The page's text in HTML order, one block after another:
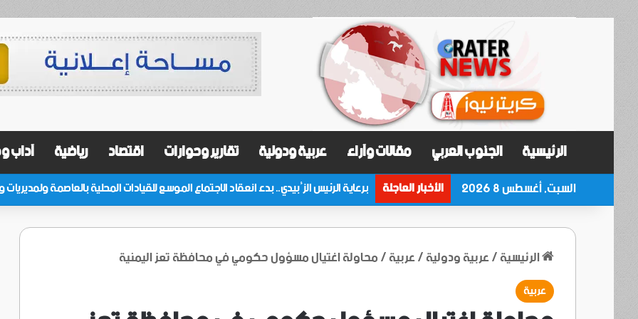
الرئيسية الجنوب العربي مقالات وآراء عربية ودولية تقارير وحوارات اقتصاد رياضية آداب
السبت, أغسطس 8 2026 الأخبار العاجلة
الرئيسية/عربية ودولية/عربية/محاولة اغتيال مسؤول حكومي في محافظة تعز اليمنية
عربية